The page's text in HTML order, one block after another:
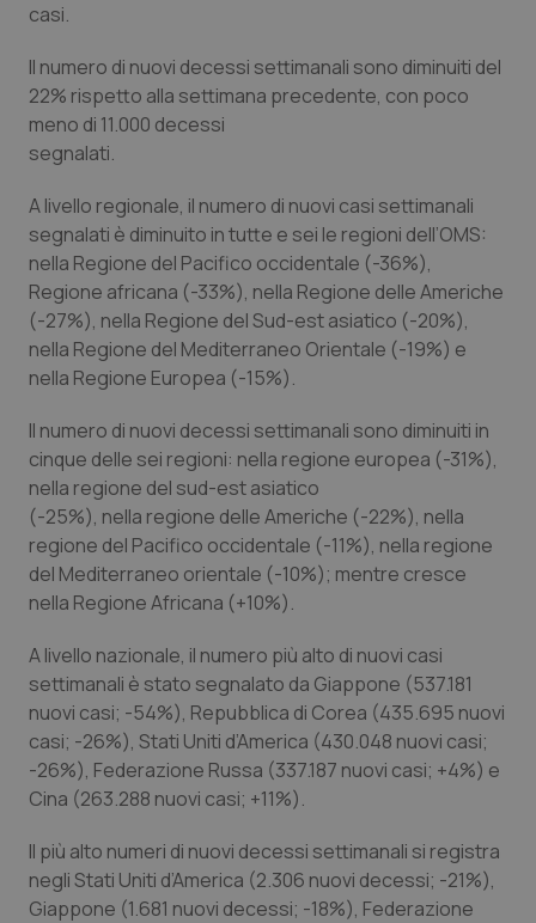
Provincia Autonoma di Bolzano
Provincia Autonoma di Trento
Puglia
Sardegna
Sicilia
Toscana
Umbria
Valle D’Aosta
Veneto
Infezioni & Febbre
Ipertensione & Scompenso
Malattie rare
Malattia di Crohn & Rettocolite Ulcerosa
Neuroscienze & patologie neurodegenerative
Obesità
Oftalmologia
Oncodermatologia
Oncoematologia
Oncologia & Nutrizione
Quotidiano Cardiologia
Quotidiano Chirurgia
Quotidiano Pediatria
casi.
Il numero di nuovi decessi settimanali sono diminuiti del
22% rispetto alla settimana precedente, con poco
meno di 11.000 decessi
segnalati.
A livello regionale, il numero di nuovi casi settimanali
segnalati è diminuito in tutte e sei le regioni dell’OMS:
nella Regione del Pacifico occidentale (-36%),
Regione africana (-33%), nella Regione delle Americhe
(-27%), nella Regione del Sud-est asiatico (-20%),
nella Regione del Mediterraneo Orientale (-19%) e
nella Regione Europea (-15%).
Il numero di nuovi decessi settimanali sono diminuiti in
cinque delle sei regioni: nella regione europea (-31%),
nella regione del sud-est asiatico
(-25%), nella regione delle Americhe (-22%), nella
regione del Pacifico occidentale (-11%), nella regione
del Mediterraneo orientale (-10%); mentre cresce
nella Regione Africana (+10%).
A livello nazionale, il numero più alto di nuovi casi
settimanali è stato segnalato da Giappone (537.181
nuovi casi; -54%), Repubblica di Corea (435.695 nuovi
casi; -26%), Stati Uniti d’America (430.048 nuovi casi;
-26%), Federazione Russa (337.187 nuovi casi; +4%) e
Cina (263.288 nuovi casi; +11%).
Il più alto numeri di nuovi decessi settimanali si registra
negli Stati Uniti d’America (2.306 nuovi decessi; -21%),
Giappone (1.681 nuovi decessi; -18%), Federazione